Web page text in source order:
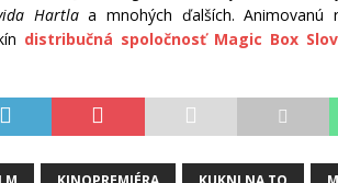
Hartlaa mnohých ďalších. Animovanú
distribučná spoločnosť Magic Box